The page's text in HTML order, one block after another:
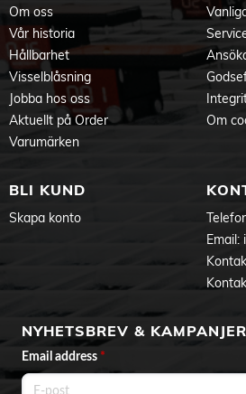
Om oss
Vår historia
Hållbarhet
Visselblåsning
Jobba hos oss
Aktuellt på Order
Varumärken
Om
BLI KUND
Skapa konto
Email:
NYHETSBREV & KAMPANJER
Email address *